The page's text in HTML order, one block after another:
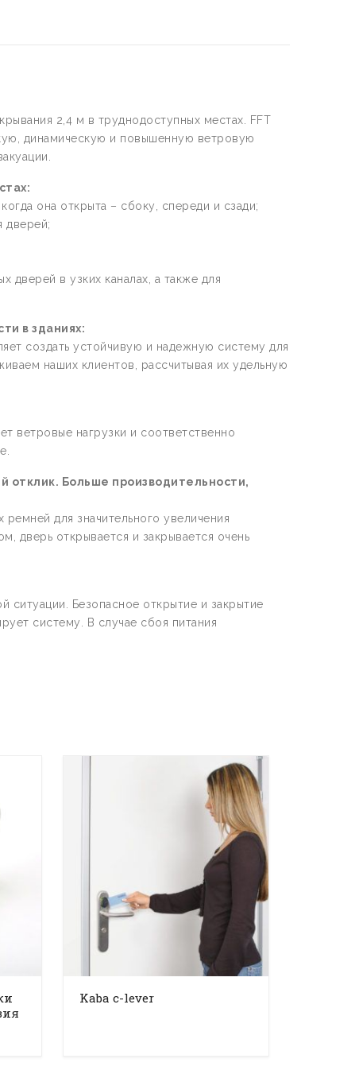
2,4 м в труднодоступных местах. FFT
динамическую и повышенную ветровую
она открыта – сбоку, спереди и сзади;
дверей;
дверей в узких каналах, а также для
в зданиях:
создать устойчивую и надежную систему для
наших клиентов, рассчитывая их удельную
ветровые нагрузки и соответственно
отклик. Больше производительности,
для значительного увеличения
дверь открывается и закрывается очень
ситуации. Безопасное открытие и закрытие
систему. В случае сбоя питания
Kaba c-lever